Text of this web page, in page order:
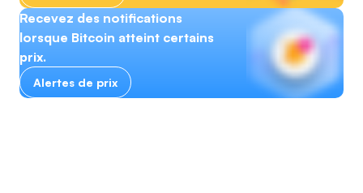
Recevez des notifications
lorsque Bitcoin atteint certains
prix.
Alertes de prix